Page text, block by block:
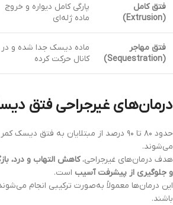
فتق کامل
(Extrusion)
پارگی کامل دیواره و خروج
ماده ژله‌ای
فتق مهاجر
(Sequestration)
ماده دیسک جدا شده و در
کانال حرکت کرده
درمان‌های غیرجراحی فتق
حدود ۸۰ تا ۹۰ درصد از مبتلایان به فتق
می‌شوند.
هدف درمان‌های غیرجراحی،کاهش التهاب و درد،
و جلوگیری از پیشرفت آسیب است.
این درمان‌ها معمولاً به‌صورت ترکیبی انجام
باشند.